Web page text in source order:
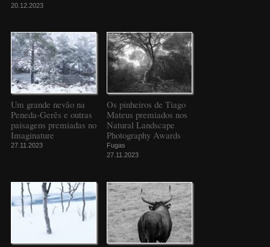
20.12.2023
Um grande nevão na
Peneda-Gerês e outras
paisagens premiadas no
Imaginature
27.11.2023
Os pinheiros de Tiago
Mateus premiados nos
Natural Landscape
Photography Awards
Fugas
27.11.2023